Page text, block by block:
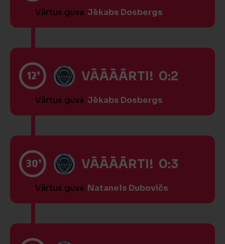
Vārtus guva Jēkabs Dosbergs
12’ VĀĀĀĀRTI! 0:2
Vārtus guva Jēkabs Dosbergs
30’ VĀĀĀĀRTI! 0:3
Vārtus guva Natanels Dubovičs